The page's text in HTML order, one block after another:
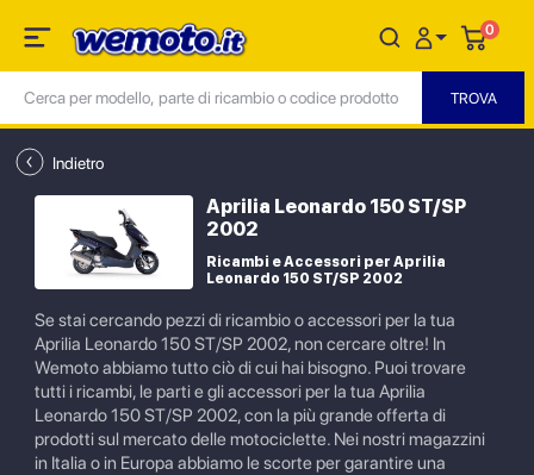
0
Indietro
Aprilia Leonardo 150 ST/SP
2002
Ricambi e Accessori per Aprilia
Leonardo 150 ST/SP 2002
Se stai cercando pezzi di ricambio o accessori per la tua
Aprilia Leonardo 150 ST/SP 2002, non cercare oltre! In
Wemoto abbiamo tutto ciò di cui hai bisogno. Puoi trovare
tutti i ricambi, le parti e gli accessori per la tua Aprilia
Leonardo 150 ST/SP 2002, con la più grande offerta di
prodotti sul mercato delle motociclette. Nei nostri magazzini
in Italia o in Europa abbiamo le scorte per garantire una